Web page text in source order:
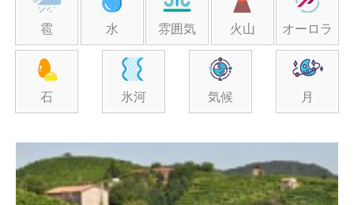
雹 水 雰囲気 火山 オーロラ
石 氷河 気候 月